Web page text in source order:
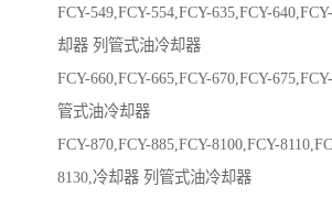
FCY-549,FCY-554,FCY-635,FCY-
却器 列管式油冷却器
FCY-660,FCY-665,FCY-670,FCY-
管式油冷却器
FCY-870,FCY-885,FCY-8100,FCY-
8130,冷却器 列管式油冷却器